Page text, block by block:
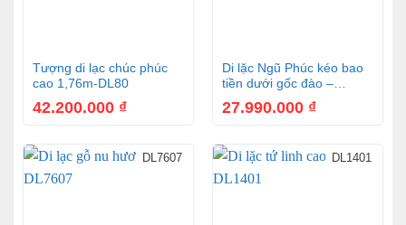
Tượng di lạc chúc phúc
cao 1,76m-DL80
42.200.000 ₫
Di lặc Ngũ Phúc kéo bao
tiền dưới gốc đào –
DL1912
27.990.000 ₫
DL7607 DL1401